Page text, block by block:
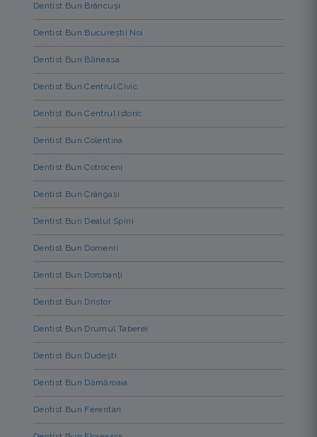
Dentist Bun Brâncuși
Dentist Bun Bucureștii Noi
Dentist Bun Băneasa
Dentist Bun Centrul Civic
Dentist Bun Centrul Istoric
Dentist Bun Colentina
Dentist Bun Cotroceni
Dentist Bun Crângași
Dentist Bun Dealul Spirii
Dentist Bun Domenii
Dentist Bun Dorobanți
Dentist Bun Dristor
Dentist Bun Drumul Taberei
Dentist Bun Dudești
Dentist Bun Dămăroaia
Dentist Bun Ferentari